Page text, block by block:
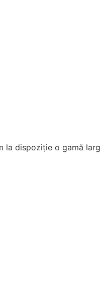
la dispoziție o gamă